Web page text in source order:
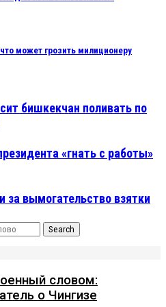
может грозить милиционеру
бишкекчан поливать по
«гнать с работы»
вымогательство взятки
Search
словом:
о Чингизе